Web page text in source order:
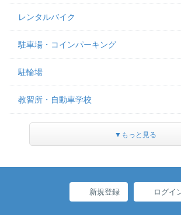
レンタルバイク
駐車場・コインパーキング
駐輪場
教習所・自動車学校
▼もっと見る
新規登録 ログイ